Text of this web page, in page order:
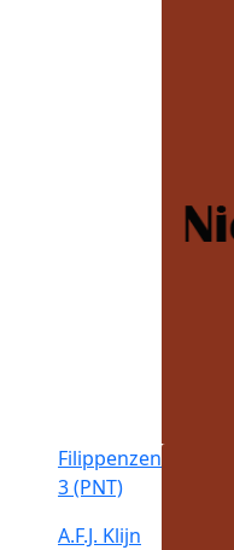
Filippenzen
3 (PNT)
A.F.J. Klijn